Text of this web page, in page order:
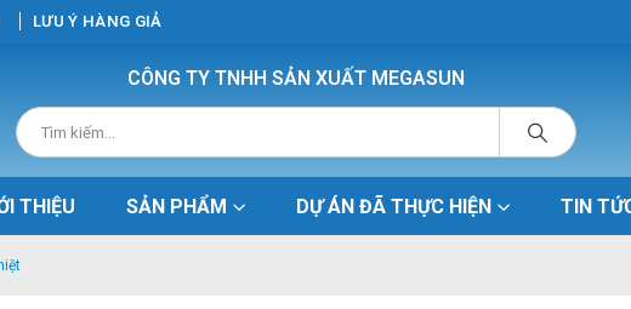
LƯU Ý HÀNG GIẢ
CÔNG TY TNHH SẢN XUẤT MEGASUN
THIỆU SẢN PHẨM DỰ ÁN ĐÃ THỰC HIỆN TIN